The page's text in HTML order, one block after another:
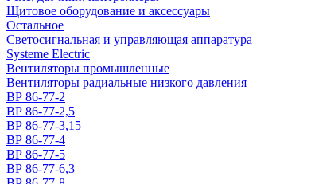
Щитовое оборудование и аксессуары
Остальное
Светосигнальная и управляющая аппаратура
Systeme Electric
Вентиляторы промышленные
Вентиляторы радиальные низкого давления
ВР 86-77-2
ВР 86-77-2,5
ВР 86-77-3,15
ВР 86-77-4
ВР 86-77-5
ВР 86-77-6,3